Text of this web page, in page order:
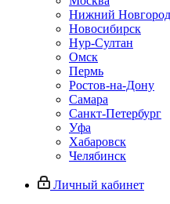
Нижний Новгород
Новосибирск
Нур-Султан
Омск
Пермь
Ростов-на-Дону
Самара
Санкт-Петербург
Уфа
Хабаровск
Челябинск
Личный кабинет